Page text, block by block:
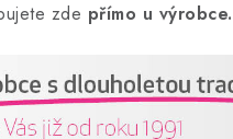
zde přímo u výrobce.